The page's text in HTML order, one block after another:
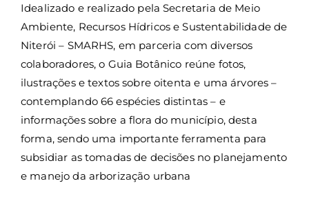
m
nt
e
Idealizado e realizado pela Secretaria de Meio
Ambiente, Recursos Hídricos e Sustentabilidade de
Niterói – SMARHS, em parceria com diversos
colaboradores, o Guia Botânico reúne fotos,
ilustrações e textos sobre oitenta e uma árvores –
contemplando 66 espécies distintas – e
informações sobre a flora do município, desta
forma, sendo uma importante ferramenta para
subsidiar as tomadas de decisões no planejamento
e manejo da arborização urbana